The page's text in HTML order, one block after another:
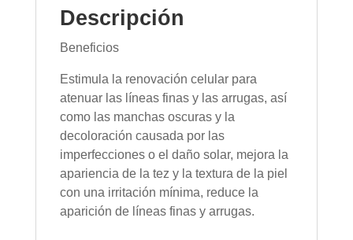
Descripción
Beneficios
Estimula la renovación celular para
atenuar las líneas finas y las arrugas, así
como las manchas oscuras y la
decoloración causada por las
imperfecciones o el daño solar, mejora la
apariencia de la tez y la textura de la piel
con una irritación mínima, reduce la
aparición de líneas finas y arrugas.